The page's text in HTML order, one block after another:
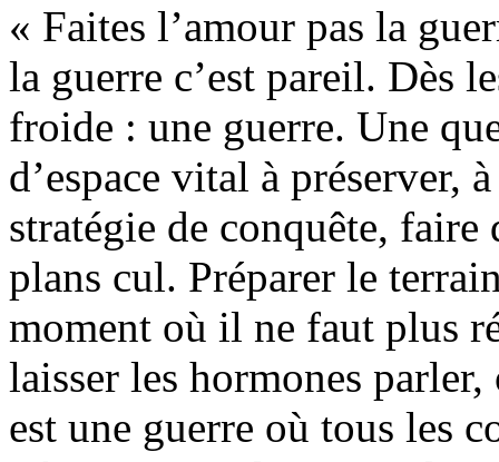
« Faites l’amour pas la
la guerre c’est pareil. Dès
froide : une guerre. Une
d’espace vital à préserver,
stratégie de conquête, faire
plans cul. Préparer le
moment où il ne faut plus
laisser les hormones
est une guerre où tous les